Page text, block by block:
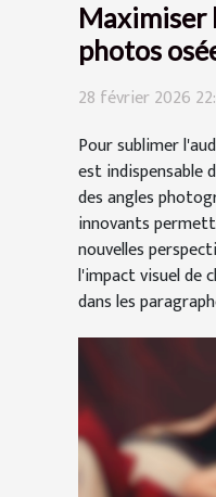
Maximiser
photos
angles
28 février 2026
Pour sublimer
est indispensable
des angles
innovants
nouvelles
l'impact visuel de
dans les